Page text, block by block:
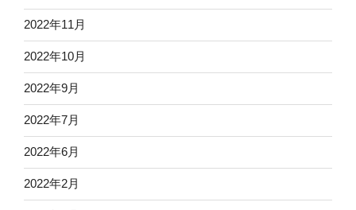
2022年11月
2022年10月
2022年9月
2022年7月
2022年6月
2022年2月